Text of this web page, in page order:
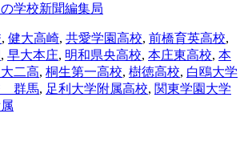
学校新聞編集局
, 健大高崎, 共愛学園高校, 前橋育英高校,
, 早大本庄, 明和県央高校, 本庄東高校, 本
二高, 桐生第一高校, 樹徳高校, 白鴎大学
群馬, 足利大学附属高校, 関東学園大学